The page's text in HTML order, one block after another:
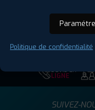
Vitesse :W
Code EAN :
DEVIS EN
LIGNE
SUIVEZ-
Politique de confidentialité